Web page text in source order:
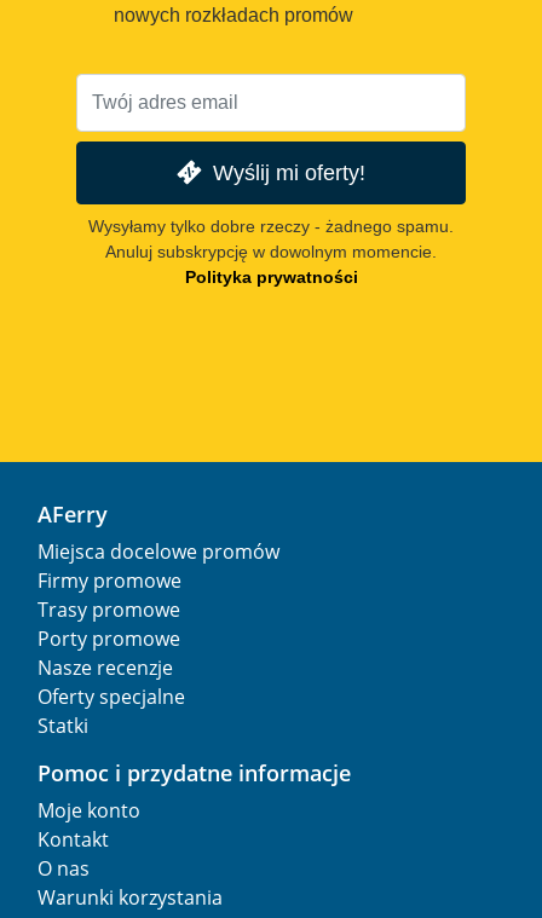
nowych rozkładach promów
Wyślij mi oferty!
Wysyłamy tylko dobre rzeczy - żadnego spamu.
Anuluj subskrypcję w dowolnym momencie.
Polityka prywatności
AFerry
Miejsca docelowe promów
Firmy promowe
Trasy promowe
Porty promowe
Nasze recenzje
Oferty specjalne
Statki
Pomoc i przydatne informacje
Moje konto
Kontakt
O nas
Warunki korzystania